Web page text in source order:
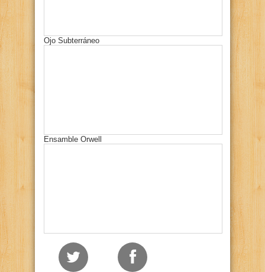
Ojo Subterráneo
Ensamble Orwell